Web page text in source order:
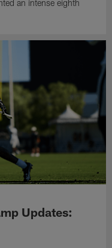
an intense eighth
Updates: